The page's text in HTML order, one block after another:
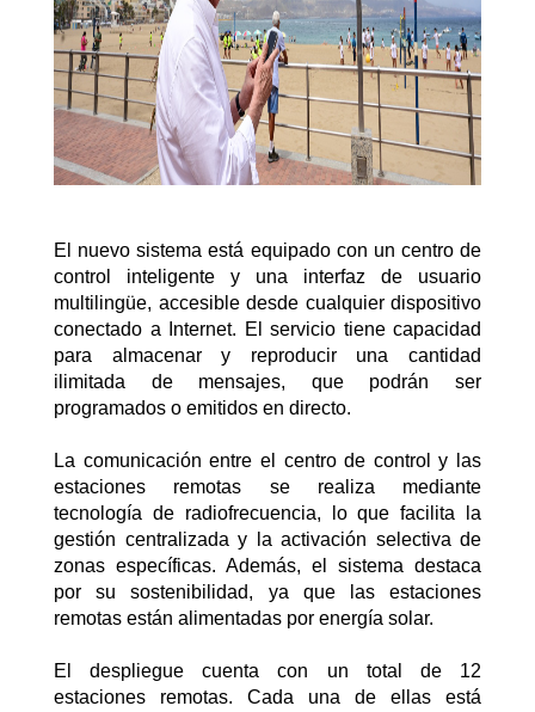
El nuevo sistema está equipado con un centro de
control inteligente y una interfaz de usuario
multilingüe, accesible desde cualquier dispositivo
conectado a Internet. El servicio tiene capacidad
para almacenar y reproducir una cantidad
ilimitada de mensajes, que podrán ser
programados o emitidos en directo.
La comunicación entre el centro de control y las
estaciones remotas se realiza mediante
tecnología de radiofrecuencia, lo que facilita la
gestión centralizada y la activación selectiva de
zonas específicas. Además, el sistema destaca
por su sostenibilidad, ya que las estaciones
remotas están alimentadas por energía solar.
El despliegue cuenta con un total de 12
estaciones remotas. Cada una de ellas está